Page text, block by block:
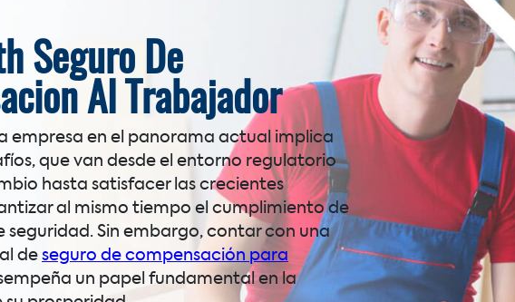
Seguro De
Al Trabajador
empresa en el panorama actual implica
que van desde el entorno regulatorio
hasta satisfacer las crecientes
al mismo tiempo el cumplimiento de
seguridad. Sin embargo, contar con una
de seguro de compensación para
un papel fundamental en la